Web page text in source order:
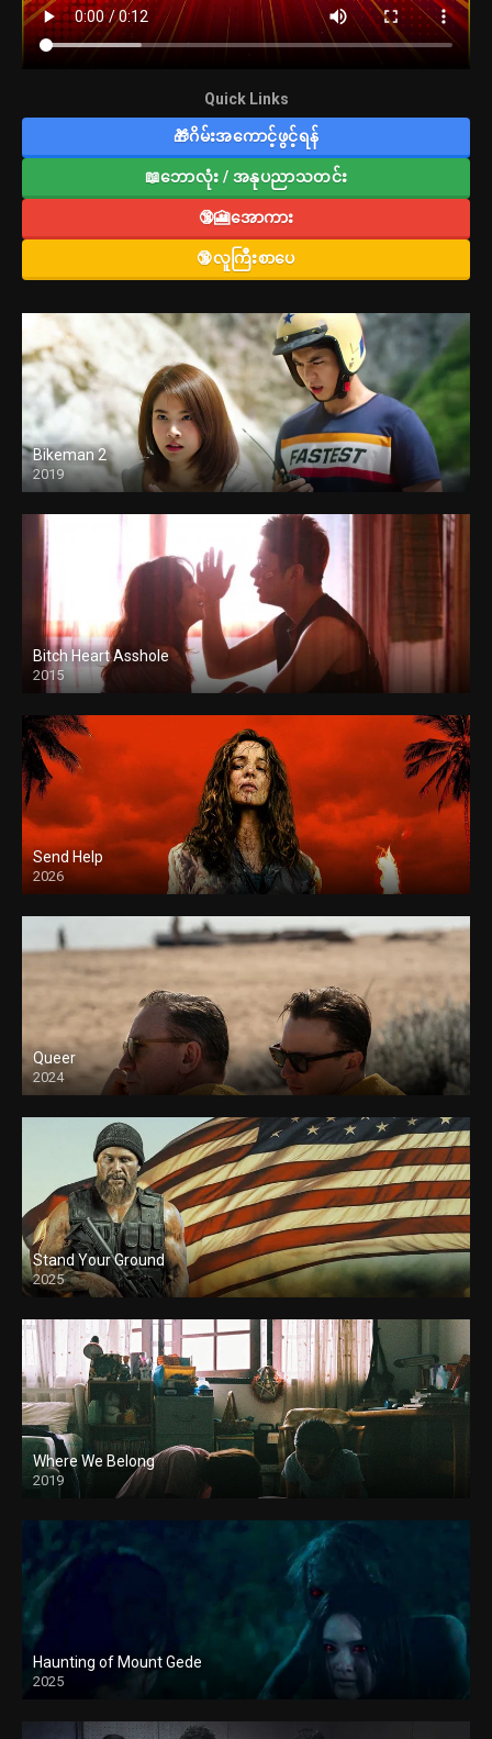
Quick Links
🎁ဂိမ်းအကောင့်ဖွင့်ရန်
📖ဘောလုံး / အနုပညာသတင်း
🔞🎦အောကား
🔞လူကြီးစာပေ
Bikeman 2
2019
Bitch Heart Asshole
2015
Send Help
2026
Queer
2024
Stand Your Ground
2025
Where We Belong
2019
Haunting of Mount Gede
2025